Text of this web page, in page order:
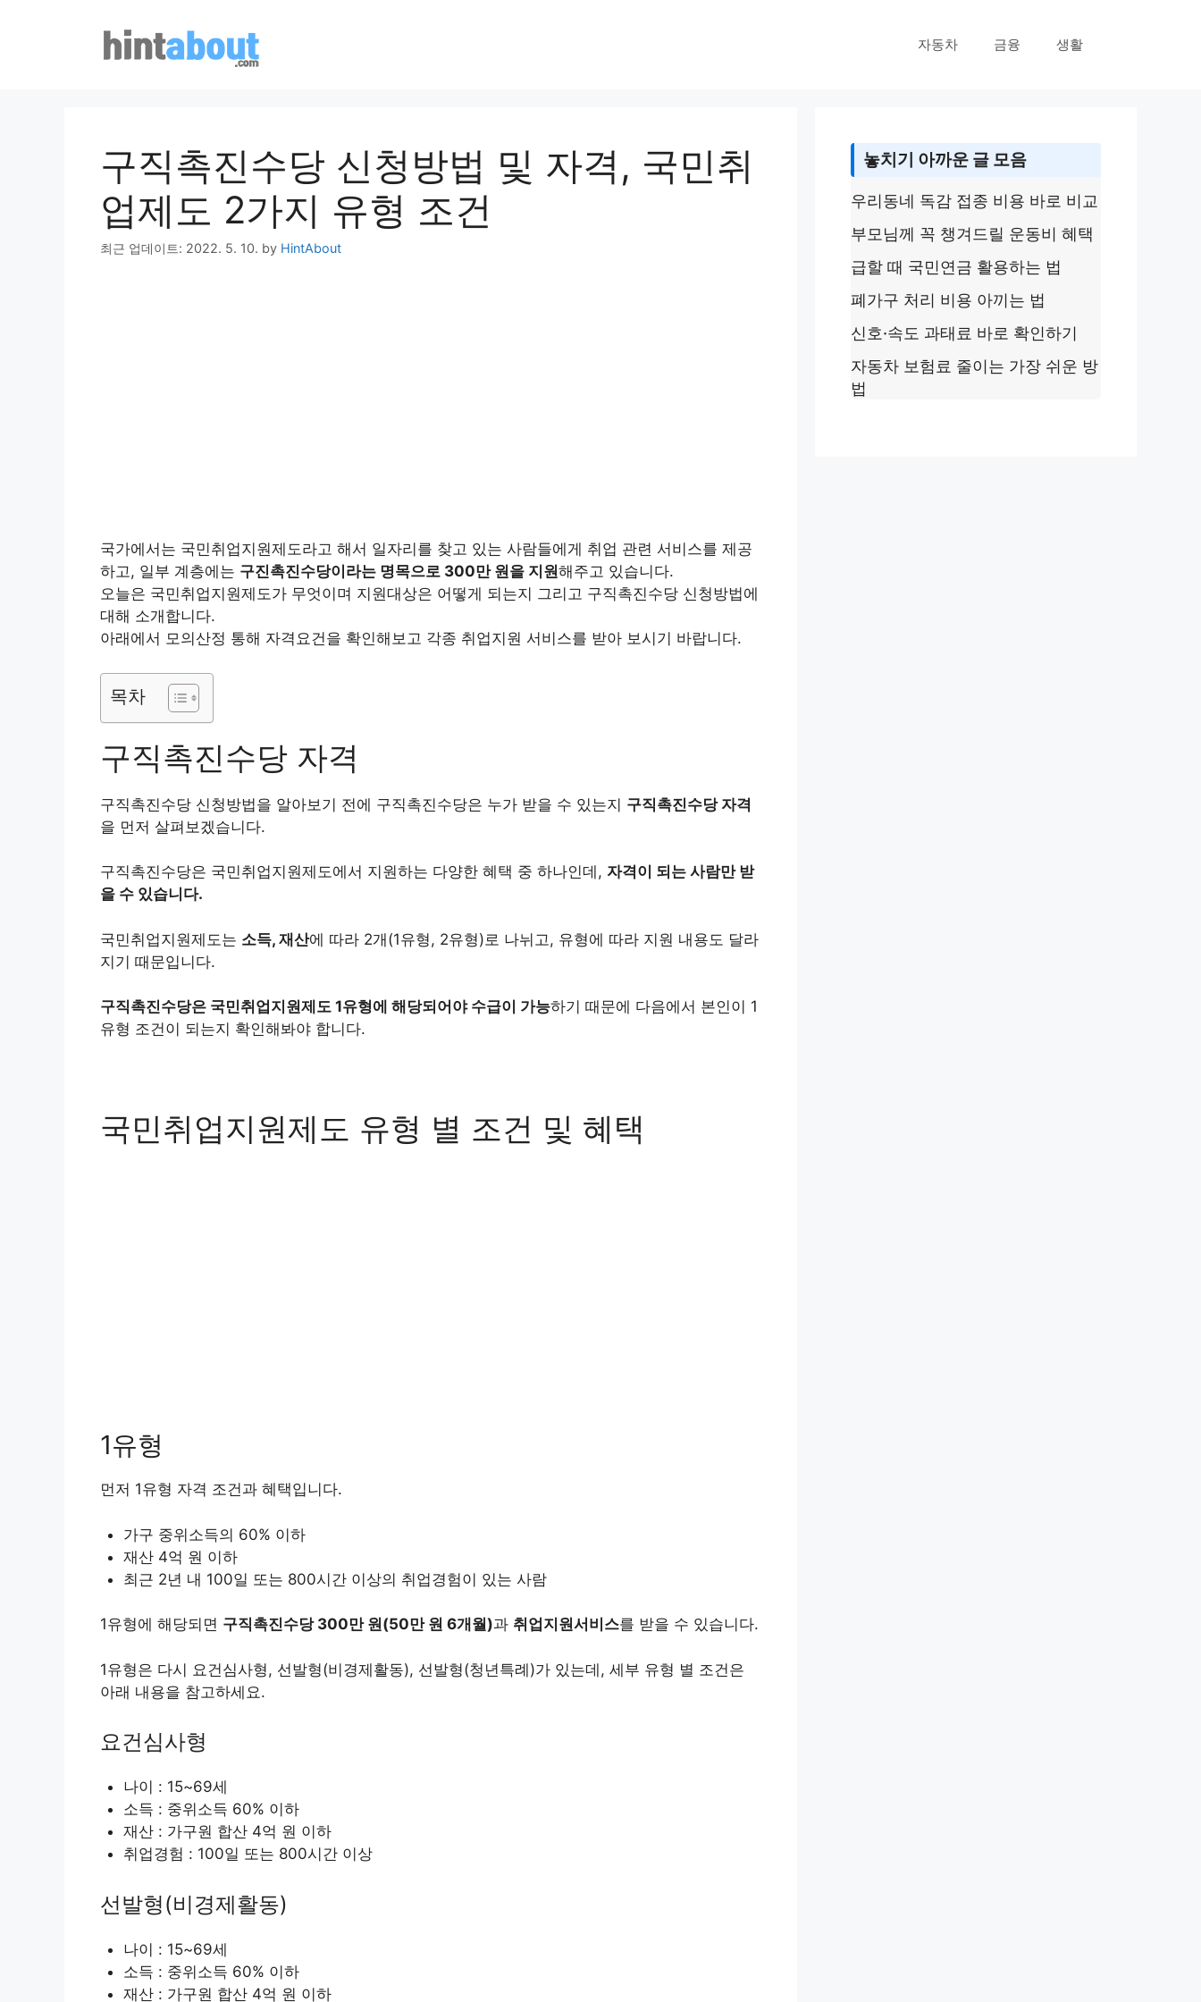
자동차 금융 생활
구직촉진수당 신청방법 및 자격, 국민취
업제도 2가지 유형 조건
최근 업데이트: 2022. 5. 10. by HintAbout
국가에서는 국민취업지원제도라고 해서 일자리를 찾고 있는 사람들에게 취업 관련 서비스를 제공
하고, 일부 계층에는 구진촉진수당이라는 명목으로 300만 원을 지원해주고 있습니다.
오늘은 국민취업지원제도가 무엇이며 지원대상은 어떻게 되는지 그리고 구직촉진수당 신청방법에
대해 소개합니다.
아래에서 모의산정 통해 자격요건을 확인해보고 각종 취업지원 서비스를 받아 보시기 바랍니다.
목차
구직촉진수당 자격
구직촉진수당 신청방법을 알아보기 전에 구직촉진수당은 누가 받을 수 있는지 구직촉진수당 자격
을 먼저 살펴보겠습니다.
구직촉진수당은 국민취업지원제도에서 지원하는 다양한 혜택 중 하나인데, 자격이 되는 사람만 받
을 수 있습니다.
국민취업지원제도는 소득, 재산에 따라 2개(1유형, 2유형)로 나뉘고, 유형에 따라 지원 내용도 달라
지기 때문입니다.
구직촉진수당은 국민취업지원제도 1유형에 해당되어야 수급이 가능하기 때문에 다음에서 본인이 1
유형 조건이 되는지 확인해봐야 합니다.
국민취업지원제도 유형 별 조건 및 혜택
1유형
먼저 1유형 자격 조건과 혜택입니다.
가구 중위소득의 60% 이하
재산 4억 원 이하
최근 2년 내 100일 또는 800시간 이상의 취업경험이 있는 사람
1유형에 해당되면 구직촉진수당 300만 원(50만 원 6개월)과 취업지원서비스를 받을 수 있습니다.
1유형은 다시 요건심사형, 선발형(비경제활동), 선발형(청년특례)가 있는데, 세부 유형 별 조건은
아래 내용을 참고하세요.
요건심사형
나이 : 15~69세
소득 : 중위소득 60% 이하
재산 : 가구원 합산 4억 원 이하
취업경험 : 100일 또는 800시간 이상
선발형(비경제활동)
나이 : 15~69세
소득 : 중위소득 60% 이하
재산 : 가구원 합산 4억 원 이하
놓치기 아까운 글 모음
우리동네 독감 접종 비용 바로 비교
부모님께 꼭 챙겨드릴 운동비 혜택
급할 때 국민연금 활용하는 법
폐가구 처리 비용 아끼는 법
신호·속도 과태료 바로 확인하기
자동차 보험료 줄이는 가장 쉬운 방
법